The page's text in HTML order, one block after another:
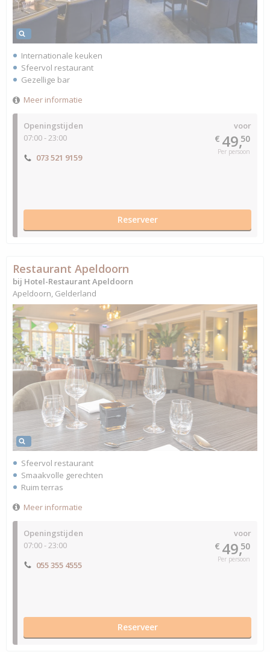
Openingstijden
07:00 - 23:00
voor
€ 49,50
Per persoon
073 521 9159
Reserveer
Internationale keuken
Sfeervol restaurant
Gezellige bar
Meer informatie
Openingstijden
07:00 - 23:00
voor
€ 49,50
Per persoon
055 355 4555
Reserveer
Restaurant Apeldoorn
bij Hotel-Restaurant Apeldoorn
Apeldoorn, Gelderland
Sfeervol restaurant
Smaakvolle gerechten
Ruim terras
Meer informatie